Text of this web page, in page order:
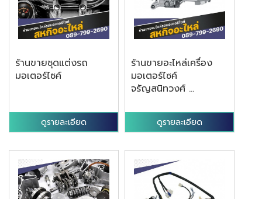
ร้านขายชุดแต่งรถ
มอเตอร์ไซค์
ดูรายละเอียด
ร้านขายอะไหล่เครื่อง
มอเตอร์ไซค์
จรัญสนิทวงศ์ ...
ดูรายละเอียด